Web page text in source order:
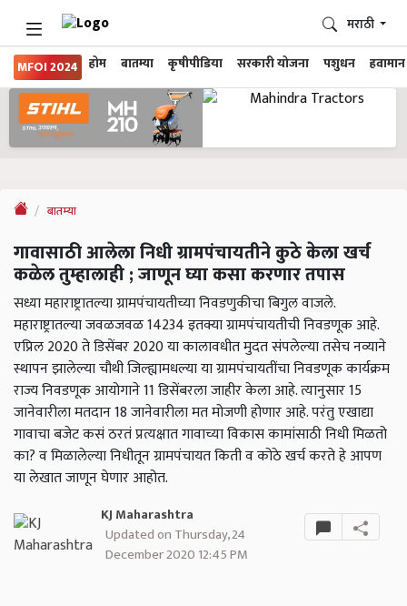
MFOI 2024 होम बातम्या कृषीपीडिया सरकारी योजना पशुधन हवामान
मराठी
बातम्या
गावासाठी आलेला निधी ग्रामपंचायतीने कुठे केला खर्च
कळेल तुम्हालाही ; जाणून घ्या कसा करणार तपास
सध्या महाराष्ट्रातल्या ग्रामपंचायतीच्या निवडणुकीचा बिगुल वाजले.
महाराष्ट्रातल्या जवळजवळ 14234 इतक्या ग्रामपंचायतीची निवडणूक आहे.
एप्रिल 2020 ते डिसेंबर 2020 या कालावधीत मुदत संपलेल्या तसेच नव्याने
स्थापन झालेल्या चौथी जिल्ह्यामधल्या या ग्रामपंचायतींचा निवडणूक कार्यक्रम
राज्य निवडणूक आयोगाने 11 डिसेंबरला जाहीर केला आहे. त्यानुसार 15
जानेवारीला मतदान 18 जानेवारीला मत मोजणी होणार आहे. परंतु एखाद्या
गावाचा बजेट कसं ठरतं प्रत्यक्षात गावाच्या विकास कामांसाठी निधी मिळतो
का? व मिळालेल्या निधीतून ग्रामपंचायत किती व कोठे खर्च करते हे आपण
या लेखात जाणून घेणार आहोत.
KJ Maharashtra
Updated on Thursday, 24
December 2020 12:45 PM